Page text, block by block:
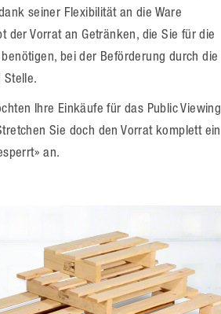
seiner Flexibilität an die Ware
der Vorrat an Getränken, die Sie für die
bei der Beförderung durch die
Stelle.
Ihre Einkäufe für das Public Viewing
Sie doch den Vorrat komplett ein
an.